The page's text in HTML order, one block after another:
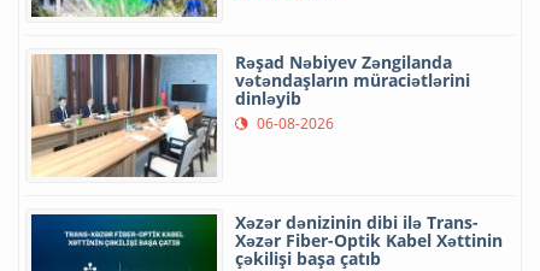
Rəşad Nəbiyev Zəngilanda
vətəndaşların müraciətlərini
dinləyib
06-08-2026
Xəzər dənizinin dibi ilə Trans-
Xəzər Fiber-Optik Kabel Xəttinin
çəkilişi başa çatıb